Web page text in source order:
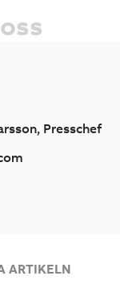
Presschef
ARTIKELN